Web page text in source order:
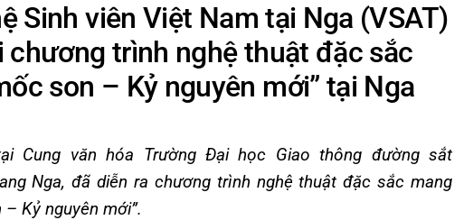
Sinh viên Việt Nam tại Nga (VSAT)
chương trình nghệ thuật đặc sắc
son – Kỷ nguyên mới” tại Nga
Cung văn hóa Trường Đại học Giao thông đường sắt
Nga, đã diễn ra chương trình nghệ thuật đặc sắc mang
Kỷ nguyên mới”.